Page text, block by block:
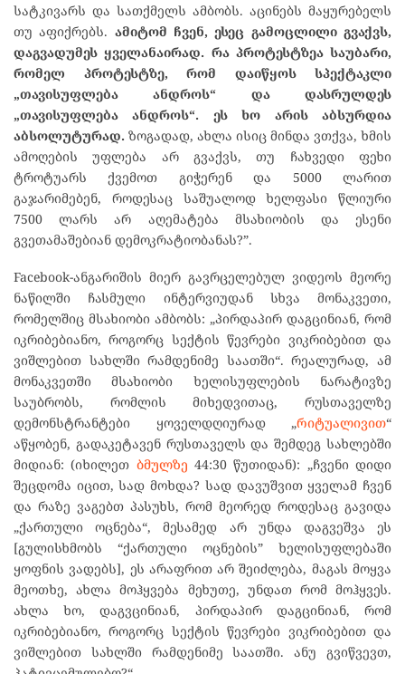
სატკივარს და სათქმელს ამბობს. აცინებს მაყურებელს
თუ აფიქრებს. ამიტომ ჩვენ, ესეც გამოცლილი გვაქვს,
დაგვადუმეს ყველანაირად. რა პროტესტზეა საუბარი,
რომელ პროტესტზე, რომ დაიწყოს სპექტაკლი
„თავისუფლება ანდროს“ და დასრულდეს
„თავისუფლება ანდროს“. ეს ხო არის აბსურდია
აბსოლუტურად. ზოგადად, ახლა ისიც მინდა ვთქვა, ხმის
ამოღების უფლება არ გვაქვს, თუ ჩახვედი ფეხი
ტროტუარს ქვემოთ გიჭერენ და 5000 ლარით
გაჯარიმებენ, როდესაც საშუალოდ ხელფასი წლიური
7500 ლარს არ აღემატება მსახიობის და ესენი
გვეთამაშებიან დემოკრატიობანას?”.
Facebook-ანგარიშის მიერ გავრცელებულ ვიდეოს მეორე
ნაწილში ჩასმული ინტერვიუდან სხვა მონაკვეთი,
რომელშიც მსახიობი ამბობს: „პირდაპირ დაგცინიან, რომ
იკრიბებიანო, როგორც სექტის წევრები ვიკრიბებით და
ვიშლებით სახლში რამდენიმე საათში“. რეალურად, ამ
მონაკვეთში მსახიობი ხელისუფლების ნარატივზე
საუბრობს, რომლის მიხედვითაც, რუსთაველზე
დემონსტრანტები ყოველდღიურად „რიტუალივით“
აწყობენ, გადაკეტავენ რუსთაველს და შემდეგ სახლებში
მიდიან: (იხილეთ ბმულზე 44:30 წუთიდან): „ჩვენი დიდი
შეცდომა იცით, სად მოხდა? სად დავუშვით ყველამ ჩვენ
და რაზე ვაგებთ პასუხს, რომ მეორედ როდესაც გავიდა
„ქართული ოცნება“, მესამედ არ უნდა დაგვეშვა ეს
[გულისხმობს “ქართული ოცნების” ხელისუფლებაში
ყოფნის ვადებს], ეს არაფრით არ შეიძლება, მაგას მოყვა
მეოთხე, ახლა მოჰყვება მეხუთე, უნდათ რომ მოჰყვეს.
ახლა ხო, დაგვცინიან, პირდაპირ დაგცინიან, რომ
იკრიბებიანო, როგორც სექტის წევრები ვიკრიბებით და
ვიშლებით სახლში რამდენიმე საათში. ანუ გვიწვევთ,